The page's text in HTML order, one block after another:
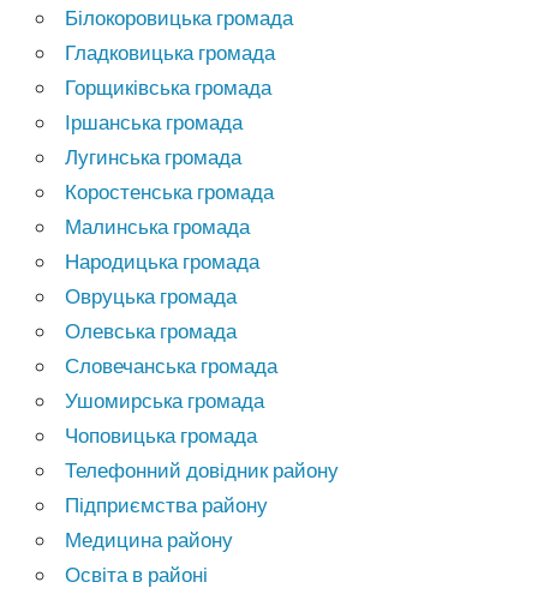
Білокоровицька громада
Гладковицька громада
Горщиківська громада
Іршанська громада
Лугинська громада
Коростенська громада
Малинська громада
Народицька громада
Овруцька громада
Олевська громада
Словечанська громада
Ушомирська громада
Чоповицька громада
Телефонний довідник району
Підприємства району
Медицина району
Освіта в районі